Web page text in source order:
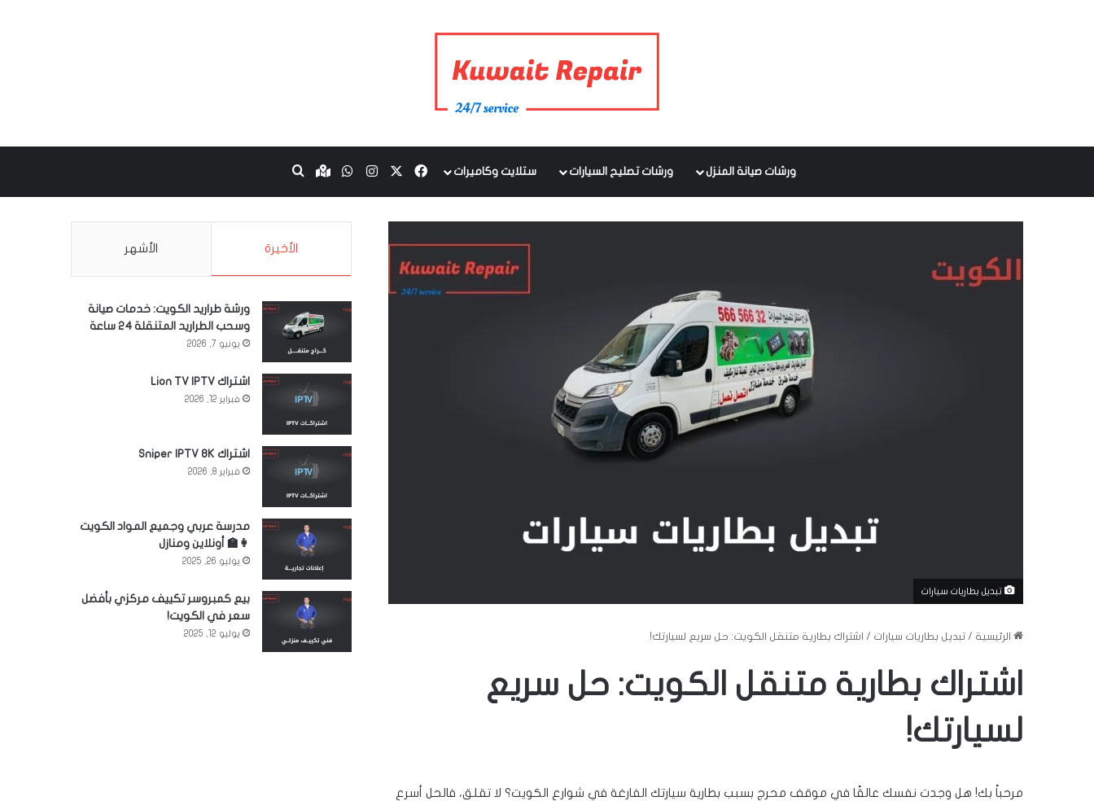
ورشات صيانة المنزل ورشات تصليح السيارات ستلايت وكاميرات فيسبوكانستقرام
واتسابGoogle maps
بحث عن
تبديل بطاريات سيارات
الرئيسية / تبديل بطاريات سيارات / اشتراك بطارية متنقل الكويت: حل سريع لسيارتك!
اشتراك بطارية متنقل الكويت: حل سريع
لسيارتك!
مرحباً بك! هل وجدت نفسك عالقًا في موقف محرج بسبب بطارية سيارتك الفارغة في شوارع الكويت؟ لا تقلق، فالحل أسرع
الأخيرة الأشهر
ورشة طراريد الكويت: خدمات صيانة
وسحب الطراريد المتنقلة 24 ساعة
يونيو 7, 2026
اشتراك Lion TV IPTV
فبراير 12, 2026
اشتراك Sniper IPTV 8K
فبراير 8, 2026
مدرسة عربي وجميع المواد الكويت
👩‍🏫 أونلاين ومنازل
يوليو 26, 2025
بيع كمبروسر تكييف مركزي بأفضل
سعر في الكويت!
يوليو 12, 2025